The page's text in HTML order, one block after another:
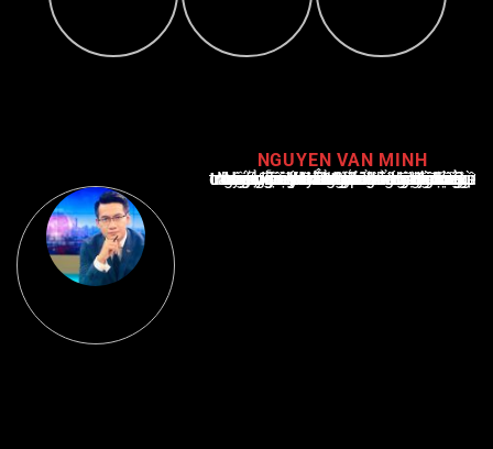
NGUYEN VAN MINH
Nguyễn Văn Minh là một trong những chuyên gia hàng đầu về báo cáo tin tức thể thao tại Việt Nam, với hơn 10 năm hoạt động trong ngành. Ông có kiến thức sâu rộng và kinh nghiệm đáng kể trong việc phân tích và báo cáo về các sự kiện thể thao hàng đầu. Sự hiểu biết sâu sắc của ông về ngành này đã giúp ông xây dựng uy tín và danh tiếng trong cộng đồng báo chí thể thao.